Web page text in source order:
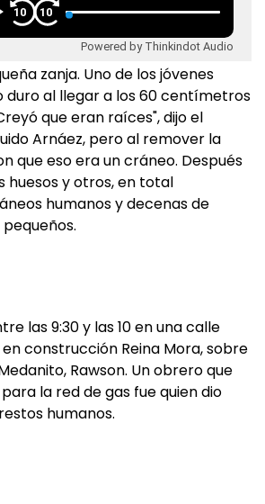
10 10
Powered by Thinkindot Audio
zanja. Uno de los jóvenes
al llegar a los 60 centímetros
que eran raíces", dijo el
Arnáez, pero al remover la
que eso era un cráneo. Después
y otros, en total
humanos y decenas de
las 9:30 y las 10 en una calle
construcción Reina Mora, sobre
Rawson. Un obrero que
la red de gas fue quien dio
humanos.